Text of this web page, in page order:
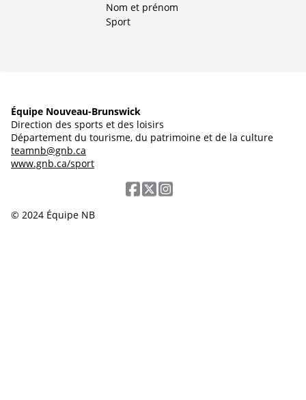
Nom et prénom
Sport
Équipe Nouveau-Brunswick
Direction des sports et des loisirs
Département du tourisme, du patrimoine et de la culture
teamnb@gnb.ca
www.gnb.ca/sport
© 2024 Équipe NB